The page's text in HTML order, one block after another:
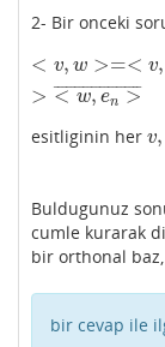
2- Bir onceki
< v, w >=< v,
> < w, en >
¯ ¯
¯¯¯¯¯¯¯¯¯¯¯¯¯¯¯¯¯¯¯
<v,w
esitliginin her v,
v,
Buldugunuz
cumle kurarak
bir orthonal
bir cevap ile